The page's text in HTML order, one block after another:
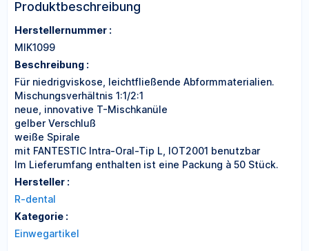
Produktbeschreibung
Herstellernummer :
MIK1099
Beschreibung :
Für niedrigviskose, leichtfließende Abformmaterialien.
Mischungsverhältnis 1:1/2:1
neue, innovative T-Mischkanüle
gelber Verschluß
weiße Spirale
mit FANTESTIC Intra-Oral-Tip L, IOT2001 benutzbar
Im Lieferumfang enthalten ist eine Packung à 50 Stück.
Hersteller :
R-dental
Kategorie :
Einwegartikel